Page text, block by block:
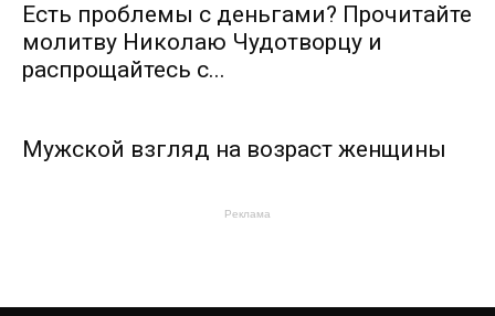
Есть проблемы с деньгами? Прочитайте
молитву Николаю Чудотворцу и
распрощайтесь с...
Мужской взгляд на возраст женщины
Реклама